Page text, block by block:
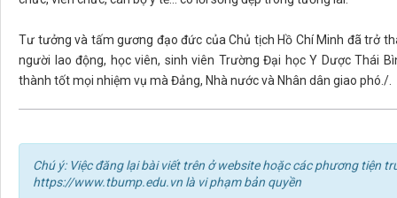
Tư tưởng và tấm gương đạo đức của Chủ tịch Hồ Chí Minh đã trở
người lao động, học viên, sinh viên Trường Đại học Y Dược Thái
thành tốt mọi nhiệm vụ mà Đảng, Nhà nước và Nhân dân giao phó./.
Chú ý: Việc đăng lại bài viết trên ở website hoặc các phương tiện
https://www.tbump.edu.vn là vi phạm bản quyền